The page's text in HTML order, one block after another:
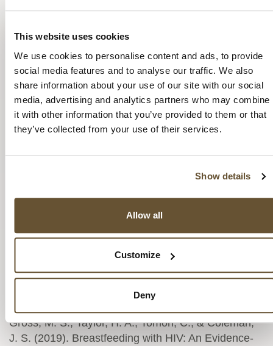
This website uses cookies
We use cookies to personalise content and ads, to provide
social media features and to analyse our traffic. We also
share information about your use of our site with our social
media, advertising and analytics partners who may combine
it with other information that you’ve provided to them or that
they’ve collected from your use of their services.
Show details
Allow all
Customize
Deny
corruption argument against financial incentives for
103372
Fetherston, C. M., & Leach, J. S. (2012). Analysis of
the ethical issues in the breastfeeding and
bedsharing debate. Breastfeeding Review, 20(3), 7–
17.
children in relation to breastfeeding in child
Griswold, M. K. (2017). Reframing the Context of
the Breastfeeding Narrative: A Critical Opportunity
Advocacy. Journal of Human Lactation, 33(2), 415–
418. https://doi.org/10.1177/0890334417698691
Gross, M. S., Taylor, H. A., Tomori, C., & Coleman,
J. S. (2019). Breastfeeding with HIV: An Evidence-